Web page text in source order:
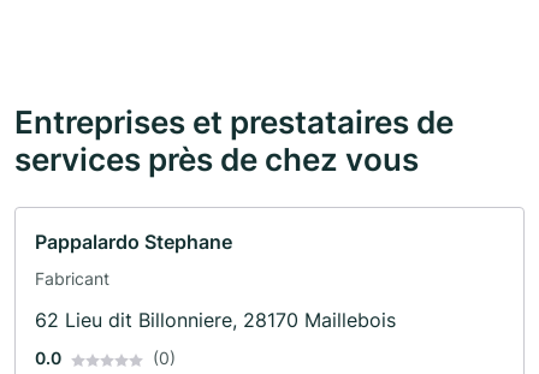
Entreprises et prestataires de
services près de chez vous
Pappalardo Stephane
Fabricant
62 Lieu dit Billonniere, 28170 Maillebois
0.0 (0)